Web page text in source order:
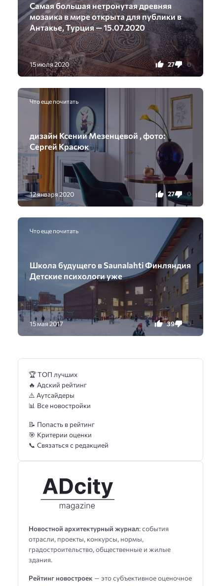
Самая большая нетронутая древняя
мозаика в мире открыта для публики в
Антакье, Турция — 15.07.2020
15 июля 2020 27 0
Что еще почитать
дизайн Ксении Мезенцевой , фото:
Сергей Красюк
12 января 2020 27 0
Что еще почитать
Школа будущего в Saunalahti Финляндия
Детские психологи уже
15 мая 2017 39 0
Новостной архитектурный журнал: события
отрасли, проекты, конкурсы, нормы,
градостроительство, общественные и жилые
здания.
Рейтинг новостроек — это субъективное оценочное
🏆 ТОП лучших
🔥 Адский рейтинг
⚠️ Аутсайдеры
📊 Все новостройки
📝 Попасть в рейтинг
🎯 Критерии оценки
📞 Связаться с редакцией